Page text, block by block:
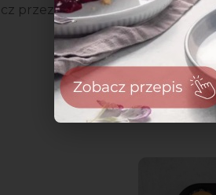
przez 30